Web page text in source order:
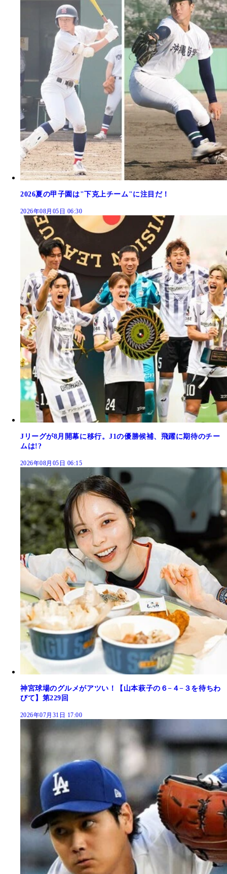
2026夏の甲子園は"下克上チーム"に注目だ！
2026年08月05日 06:30
Jリーグが8月開幕に移行。J1の優勝候補、飛躍に期待のチー
ムは!?
2026年08月05日 06:15
神宮球場のグルメがアツい！【山本萩子の６−４−３を待ちわ
びて】第229回
2026年07月31日 17:00